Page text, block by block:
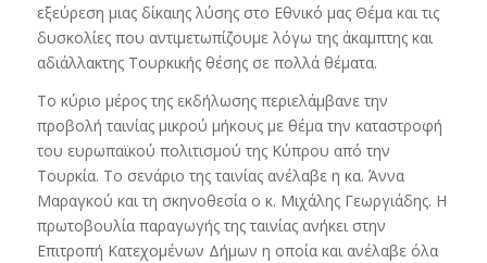
εξεύρεση μιας δίκαιης λύσης στο Εθνικό μας Θέμα και τις
δυσκολίες που αντιμετωπίζουμε λόγω της άκαμπτης και
αδιάλλακτης Τουρκικής θέσης σε πολλά θέματα.
Το κύριο μέρος της εκδήλωσης περιελάμβανε την
προβολή ταινίας μικρού μήκους με θέμα την καταστροφή
του ευρωπαϊκού πολιτισμού της Κύπρου από την
Τουρκία. Το σενάριο της ταινίας ανέλαβε η κα. Άννα
Μαραγκού και τη σκηνοθεσία ο κ. Μιχάλης Γεωργιάδης. Η
πρωτοβουλία παραγωγής της ταινίας ανήκει στην
Επιτροπή Κατεχομένων Δήμων η οποία και ανέλαβε όλα